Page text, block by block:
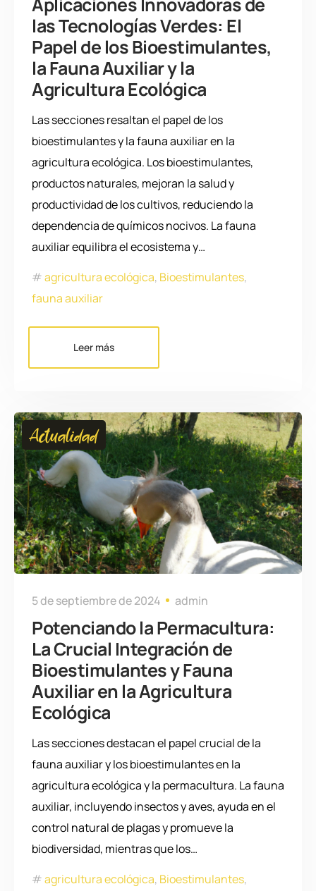
las Tecnologías Verdes: El
Papel de los Bioestimulantes,
la Fauna Auxiliar y la
Agricultura Ecológica
Las secciones resaltan el papel de los
bioestimulantes y la fauna auxiliar en la
agricultura ecológica. Los bioestimulantes,
productos naturales, mejoran la salud y
productividad de los cultivos, reduciendo la
dependencia de químicos nocivos. La fauna
auxiliar equilibra el ecosistema y…
agricultura ecológica, Bioestimulantes,
fauna auxiliar
Leer más
Actualidad
5 de septiembre de 2024 admin
Potenciando la Permacultura:
La Crucial Integración de
Bioestimulantes y Fauna
Auxiliar en la Agricultura
Ecológica
Las secciones destacan el papel crucial de la
fauna auxiliar y los bioestimulantes en la
agricultura ecológica y la permacultura. La fauna
auxiliar, incluyendo insectos y aves, ayuda en el
control natural de plagas y promueve la
biodiversidad, mientras que los…
agricultura ecológica, Bioestimulantes,